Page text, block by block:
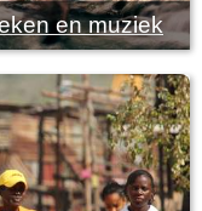
en muziek